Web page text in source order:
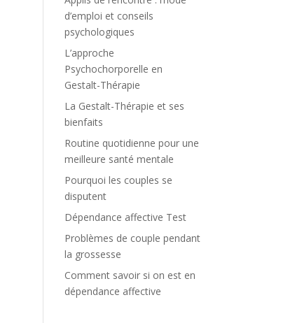
d’emploi et conseils
psychologiques
L’approche
Psychochorporelle en
Gestalt-Thérapie
La Gestalt-Thérapie et ses
bienfaits
Routine quotidienne pour une
meilleure santé mentale
Pourquoi les couples se
disputent
Dépendance affective Test
Problèmes de couple pendant
la grossesse
Comment savoir si on est en
dépendance affective